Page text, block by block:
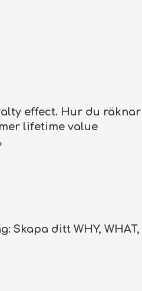
effect. Hur du
lifetime value
Skapa ditt WHY, WHAT,